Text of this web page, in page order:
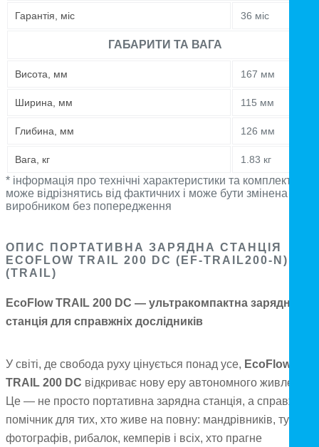
Гарантія, міс 36 міс
ГАБАРИТИ ТА ВАГА
Висота, мм 167 мм
Ширина, мм 115 мм
Глибина, мм 126 мм
Вага, кг 1.83 кг
* інформація про технічні характеристики та комплектацію
може відрізнятись від фактичних і може бути змінена
виробником без попередження
ОПИС ПОРТАТИВНА ЗАРЯДНА СТАНЦІЯ
ECOFLOW TRAIL 200 DC (EF-TRAIL200-N)
(TRAIL)
EcoFlow TRAIL 200 DC — ультракомпактна зарядна
станція для справжніх дослідників
У світі, де свобода руху цінується понад усе, EcoFlow
TRAIL 200 DC відкриває нову еру автономного живлення.
Це — не просто портативна зарядна станція, а справжній
помічник для тих, хто живе на повну: мандрівників,
фотографів, рибалок, кемперів і всіх, хто прагне